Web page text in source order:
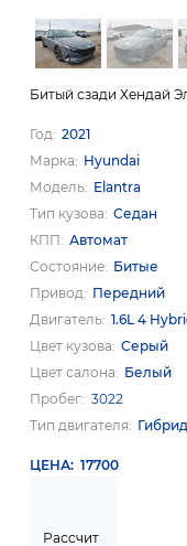
Битый сзади Хендай
Год 2021
Марка
Hyundai
Модель Elantra
Тип кузова Седан
КПП Автомат
Состояние Битые
Привод
Передний
Двигатель 1.6L 4
Цвет кузова Серый
Цвет салона
Белый
Пробег 3022
Тип двигателя
Гибрид
ЦЕНА 17700
Рассчит